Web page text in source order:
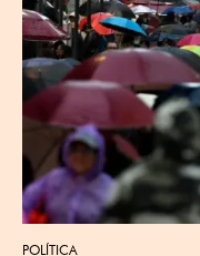
POLÍTICA